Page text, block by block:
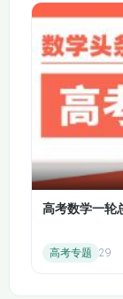
第十二章
币资金的
（2）
第十三章
相关的责
第十三章
高考数学一轮
高考专题 29